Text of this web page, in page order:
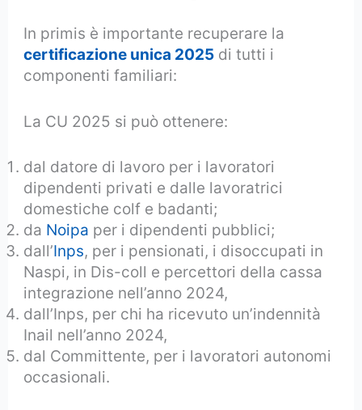
In primis è importante recuperare la
certificazione unica 2025 di tutti i
componenti familiari:
La CU 2025 si può ottenere:
dal datore di lavoro per i lavoratori
dipendenti privati e dalle lavoratrici
domestiche colf e badanti;
da Noipa per i dipendenti pubblici;
dall’Inps, per i pensionati, i disoccupati in
Naspi, in Dis-coll e percettori della cassa
integrazione nell’anno 2024,
dall’Inps, per chi ha ricevuto un’indennità
Inail nell’anno 2024,
dal Committente, per i lavoratori autonomi
occasionali.